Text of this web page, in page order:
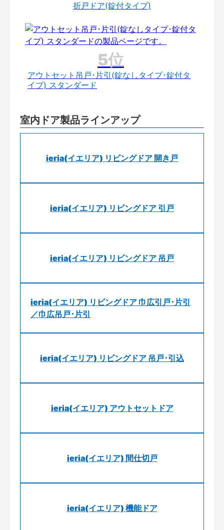
折戸ドア(錠付タイプ)
アウトセット吊戸･片引(錠なしタイプ･錠付タ
イプ) スタンダード
室内ドア製品ラインアップ
ieria(イエリア) リビングドア 開き戸
ieria(イエリア) リビングドア 引戸
ieria(イエリア) リビングドア 吊戸
ieria(イエリア) リビングドア 巾広引戸･片引
／巾広吊戸･片引
ieria(イエリア) リビングドア 吊戸･引込
ieria(イエリア) アウトセットドア
ieria(イエリア) 間仕切戸
ieria(イエリア) 機能ドア